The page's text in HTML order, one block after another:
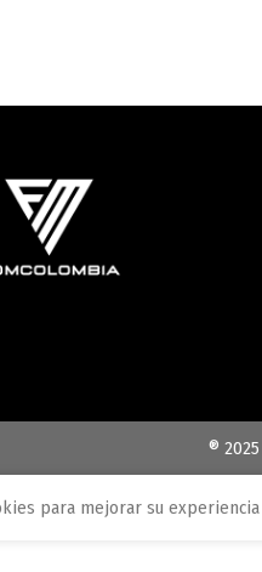
®
para mejorar su